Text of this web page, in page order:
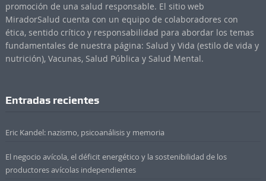
promoción de una salud responsable. El sitio web
MiradorSalud cuenta con un equipo de colaboradores con
ética, sentido crítico y responsabilidad para abordar los temas
fundamentales de nuestra página: Salud y Vida (estilo de vida y
nutrición), Vacunas, Salud Pública y Salud Mental.
Entradas recientes
Eric Kandel: nazismo, psicoanálisis y memoria
El negocio avícola, el déficit energético y la sostenibilidad de los
productores avícolas independientes